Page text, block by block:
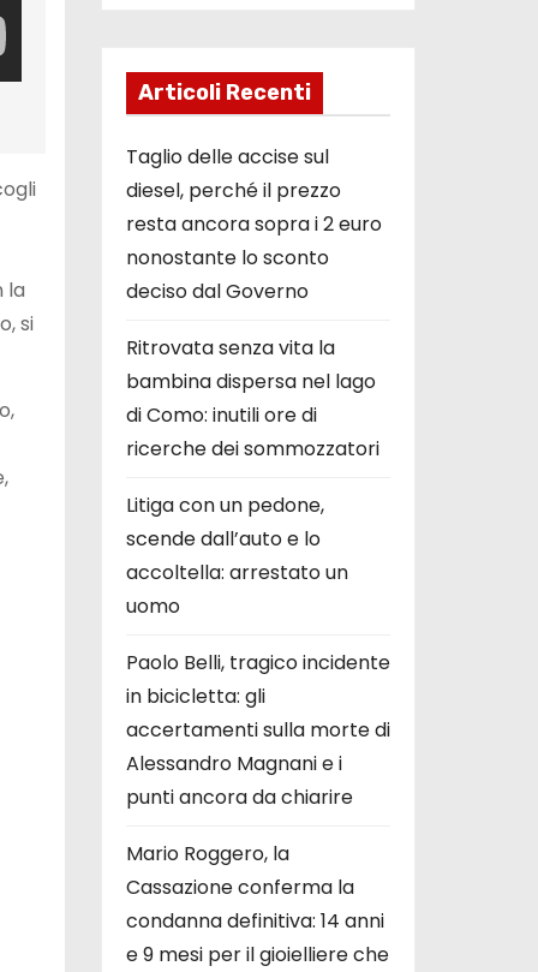
la
si
Articoli Recenti
Taglio delle accise sul
diesel, perché il prezzo
resta ancora sopra i 2 euro
nonostante lo sconto
deciso dal Governo
Ritrovata senza vita la
bambina dispersa nel lago
di Como: inutili ore di
ricerche dei sommozzatori
Litiga con un pedone,
scende dall’auto e lo
accoltella: arrestato un
uomo
Paolo Belli, tragico incidente
in bicicletta: gli
accertamenti sulla morte di
Alessandro Magnani e i
punti ancora da chiarire
Mario Roggero, la
Cassazione conferma la
condanna definitiva: 14 anni
e 9 mesi per il gioielliere che